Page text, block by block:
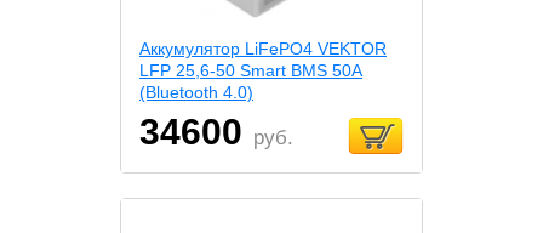
Аккумулятор LiFePO4 VEKTOR
LFP 25,6-50 Smart BMS 50A
(Bluetooth 4.0)
34600 руб.